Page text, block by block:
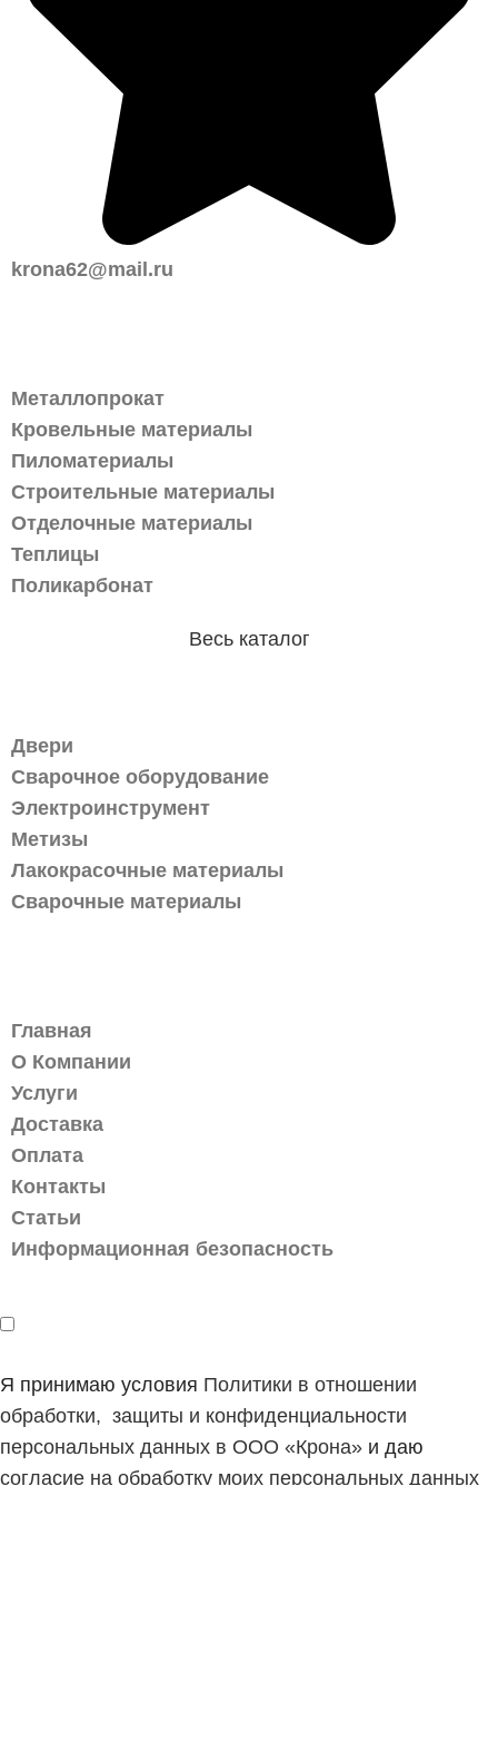
krona62@mail.ru
Металлопрокат
Кровельные материалы
Пиломатериалы
Строительные материалы
Отделочные материалы
Теплицы
Поликарбонат
Весь каталог
Двери
Сварочное оборудование
Электроинструмент
Метизы
Лакокрасочные материалы
Сварочные материалы
Главная
О Компании
Услуги
Доставка
Оплата
Контакты
Статьи
Информационная безопасность
Я принимаю условия Политики в отношении
обработки, защиты и конфиденциальности
персональных данных в ООО «Крона» и даю
согласие на обработку моих персональных данных